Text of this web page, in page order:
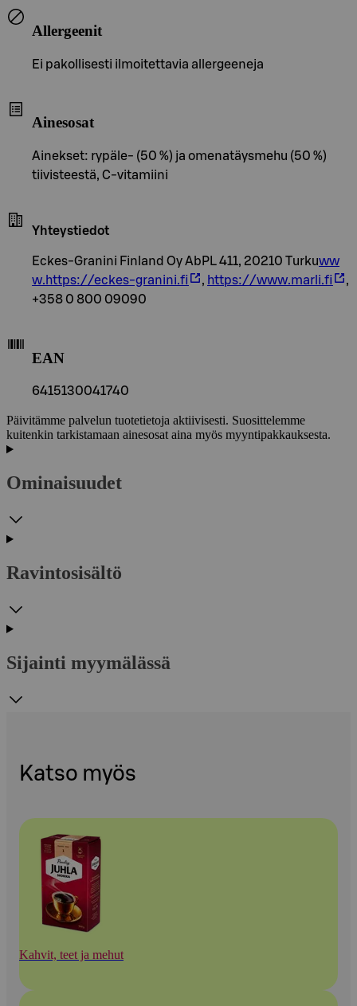
Allergeenit
Ei pakollisesti ilmoitettavia allergeeneja
Ainesosat
Ainekset: rypäle- (50 %) ja omenatäysmehu (50 %)
tiivisteestä, C-vitamiini
Yhteystiedot
Eckes-Granini Finland Oy AbPL 411, 20210 Turkuww
w.https://eckes-granini.fi
, https://www.marli.fi
,
+358 0 800 09090
EAN
6415130041740
Päivitämme palvelun tuotetietoja aktiivisesti. Suosittelemme
kuitenkin tarkistamaan ainesosat aina myös myyntipakkauksesta.
Ominaisuudet
Ravintosisältö
Sijainti myymälässä
Katso myös
Kahvit, teet ja mehut